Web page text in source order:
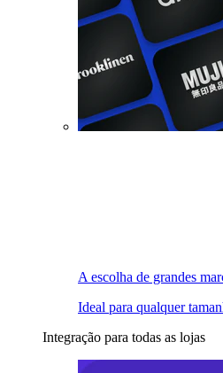
A escolha de grandes
Ideal para qualquer
Integração para todas as lojas